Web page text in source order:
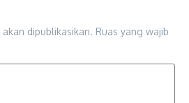
dipublikasikan. Ruas yang wajib